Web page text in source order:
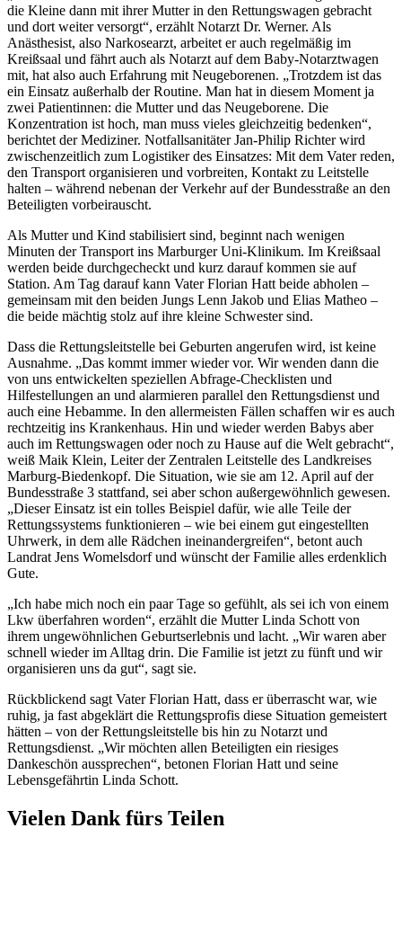
die Kleine dann mit ihrer Mutter in den Rettungswagen gebracht
und dort weiter versorgt“, erzählt Notarzt Dr. Werner. Als
Anästhesist, also Narkosearzt, arbeitet er auch regelmäßig im
Kreißsaal und fährt auch als Notarzt auf dem Baby-Notarztwagen
mit, hat also auch Erfahrung mit Neugeborenen. „Trotzdem ist das
ein Einsatz außerhalb der Routine. Man hat in diesem Moment ja
zwei Patientinnen: die Mutter und das Neugeborene. Die
Konzentration ist hoch, man muss vieles gleichzeitig bedenken“,
berichtet der Mediziner. Notfallsanitäter Jan-Philip Richter wird
zwischenzeitlich zum Logistiker des Einsatzes: Mit dem Vater reden,
den Transport organisieren und vorbreiten, Kontakt zu Leitstelle
halten – während nebenan der Verkehr auf der Bundesstraße an den
Beteiligten vorbeirauscht.
Als Mutter und Kind stabilisiert sind, beginnt nach wenigen
Minuten der Transport ins Marburger Uni-Klinikum. Im Kreißsaal
werden beide durchgecheckt und kurz darauf kommen sie auf
Station. Am Tag darauf kann Vater Florian Hatt beide abholen –
gemeinsam mit den beiden Jungs Lenn Jakob und Elias Matheo –
die beide mächtig stolz auf ihre kleine Schwester sind.
Dass die Rettungsleitstelle bei Geburten angerufen wird, ist keine
Ausnahme. „Das kommt immer wieder vor. Wir wenden dann die
von uns entwickelten speziellen Abfrage-Checklisten und
Hilfestellungen an und alarmieren parallel den Rettungsdienst und
auch eine Hebamme. In den allermeisten Fällen schaffen wir es auch
rechtzeitig ins Krankenhaus. Hin und wieder werden Babys aber
auch im Rettungswagen oder noch zu Hause auf die Welt gebracht“,
weiß Maik Klein, Leiter der Zentralen Leitstelle des Landkreises
Marburg-Biedenkopf. Die Situation, wie sie am 12. April auf der
Bundesstraße 3 stattfand, sei aber schon außergewöhnlich gewesen.
„Dieser Einsatz ist ein tolles Beispiel dafür, wie alle Teile der
Rettungssystems funktionieren – wie bei einem gut eingestellten
Uhrwerk, in dem alle Rädchen ineinandergreifen“, betont auch
Landrat Jens Womelsdorf und wünscht der Familie alles erdenklich
Gute.
„Ich habe mich noch ein paar Tage so gefühlt, als sei ich von einem
Lkw überfahren worden“, erzählt die Mutter Linda Schott von
ihrem ungewöhnlichen Geburtserlebnis und lacht. „Wir waren aber
schnell wieder im Alltag drin. Die Familie ist jetzt zu fünft und wir
organisieren uns da gut“, sagt sie.
Rückblickend sagt Vater Florian Hatt, dass er überrascht war, wie
ruhig, ja fast abgeklärt die Rettungsprofis diese Situation gemeistert
hätten – von der Rettungsleitstelle bis hin zu Notarzt und
Rettungsdienst. „Wir möchten allen Beteiligten ein riesiges
Dankeschön aussprechen“, betonen Florian Hatt und seine
Lebensgefährtin Linda Schott.
Vielen Dank fürs Teilen